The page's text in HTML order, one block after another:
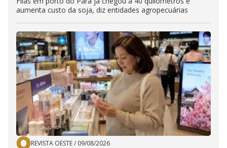
aumenta custo da soja, diz entidades agropecuárias
REVISTA OESTE/ 09/08/2026